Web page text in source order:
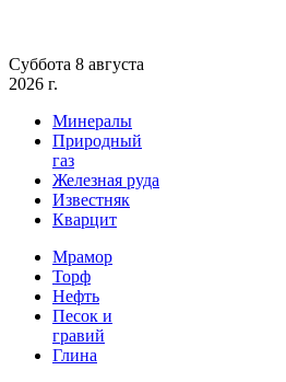
Суббота 8 августа
2026 г.
Минералы
Природный
газ
Железная руда
Известняк
Кварцит
Мрамор
Торф
Нефть
Песок и
гравий
Глина